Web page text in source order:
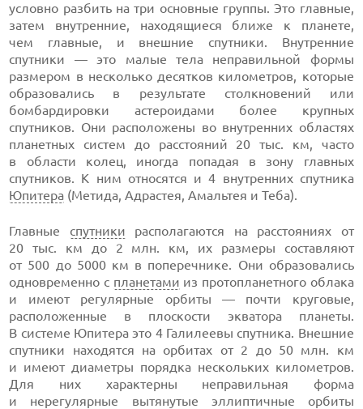
условно разбить на три основные группы. Это главные,
затем внутренние, находящиеся ближе к планете,
чем главные, и внешние спутники. Внутренние
спутники — это малые тела неправильной формы
размером в несколько десятков километров, которые
образовались в результате столкновений или
бомбардировки астероидами более крупных
спутников. Они расположены во внутренних областях
планетных систем до расстояний 20 тыс. км, часто
в области колец, иногда попадая в зону главных
спутников. К ним относятся и 4 внутренних спутника
Юпитера (Метида, Адрастея, Амальтея и Теба).
Главные спутники располагаются на расстояниях от
20 тыс. км до 2 млн. км, их размеры составляют
от 500 до 5000 км в поперечнике. Они образовались
одновременно с планетами из протопланетного облака
и имеют регулярные орбиты — почти круговые,
расположенные в плоскости экватора планеты.
В системе Юпитера это 4 Галилеевы спутника. Внешние
спутники находятся на орбитах от 2 до 50 млн. км
и имеют диаметры порядка нескольких километров.
Для них характерны неправильная форма
и нерегулярные вытянутые эллиптичные орбиты